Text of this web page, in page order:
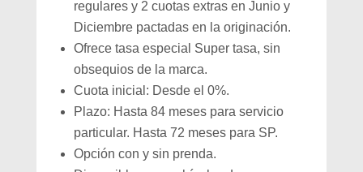
regulares y 2 cuotas extras en Junio y
Diciembre pactadas en la originación.
Ofrece tasa especial Super tasa, sin
obsequios de la marca.
Cuota inicial: Desde el 0%.
Plazo: Hasta 84 meses para servicio
particular. Hasta 72 meses para SP.
Opción con y sin prenda.